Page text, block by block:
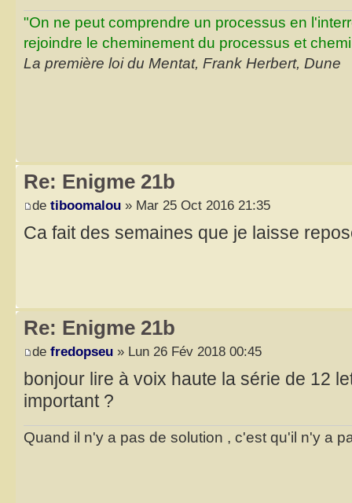
"On ne peut comprendre un processus en
rejoindre le cheminement du processus et
La première loi du Mentat, Frank Herbert, Dune
Re: Enigme 21b
de tiboomalou » Mar 25 Oct 2016 21:35
Ca fait des semaines que je laisse
Re: Enigme 21b
de fredopseu » Lun 26 Fév 2018 00:45
bonjour lire à voix haute la série de 12
important ?
Quand il n'y a pas de solution , c'est qu'il n'y a